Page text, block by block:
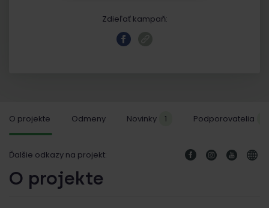
Zdieľať kampaň:
O projekte Odmeny Novinky 1 Podporovatelia
Ďalšie odkazy na projekt:
O projekte